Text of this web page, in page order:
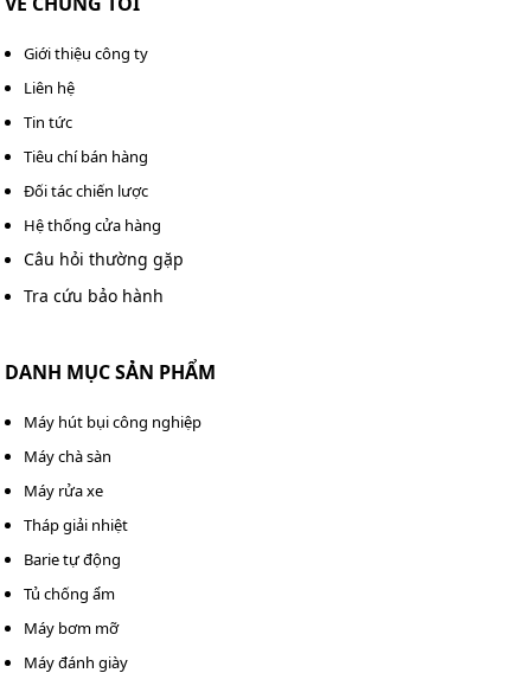
Nhờ lực hút mạnh mẽ và luồng khí tập trung, bề mặt
được làm sạch nhanh chóng và khô gần như hoàn toàn
chỉ sau vài chục phút, giúp tiết kiệm đáng kể thời gian vệ
sinh.
Đây là lựa chọn lý tưởng cho trung tâm chăm sóc ô tô,
đơn vị vệ sinh công nghiệp, khách sạn hoặc văn phòng
lớn.
Thùng chứa dung tích “khủng”, không gián
đoạn
Giới thiệu công ty
Liên hệ
Tin tức
Tiêu chí bán hàng
Đối tác chiến lược
Hệ thống cửa hàng
Câu hỏi thường gặp
Tra cứu bảo hành
DANH MỤC SẢN PHẨM
Máy hút bụi công nghiệp
Máy chà sàn
Máy rửa xe
Tháp giải nhiệt
Barie tự động
Tủ chống ẩm
Máy bơm mỡ
Máy đánh giày